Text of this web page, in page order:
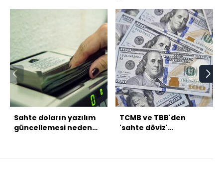
Sahte doların yazılım
güncellemesi neden
TCMB ve TBB'den
'sahte döviz'